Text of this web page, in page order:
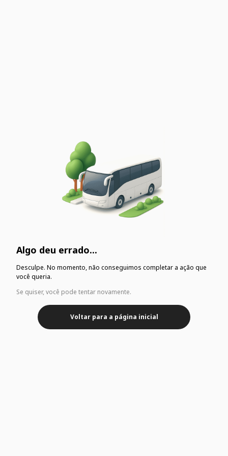
Algo deu errado...
Desculpe. No momento, não conseguimos completar a ação que
você queria.
Se quiser, você pode tentar novamente.
Voltar para a página inicial